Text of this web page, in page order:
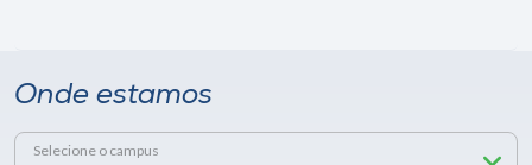
Onde estamos
Selecione o campus